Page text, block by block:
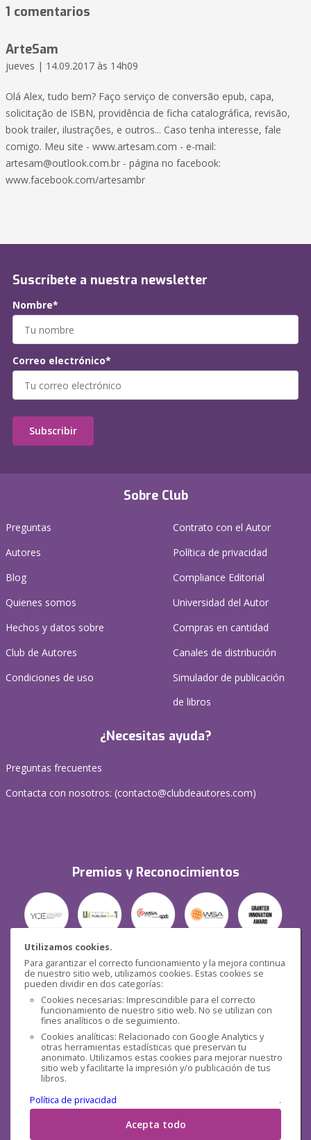
Utilizamos cookies.
Para garantizar el correcto funcionamiento y la mejora continua
de nuestro sitio web, utilizamos cookies. Estas cookies se
pueden dividir en dos categorías:
Cookies necesarias: Imprescindible para el correcto
funcionamiento de nuestro sitio web. No se utilizan con
fines analíticos o de seguimiento.
Cookies analíticas: Relacionado con Google Analytics y
otras herramientas estadísticas que preservan tu
anonimato. Utilizamos estas cookies para mejorar nuestro
sitio web y facilitarte la impresión y/o publicación de tus
libros.
Política de privacidad
.
Acepta todo
1 comentarios
ArteSam
jueves | 14.09.2017 às 14h09
Olá Alex, tudo bem? Faço serviço de conversão epub, capa,
solicitação de ISBN, providência de ficha catalográfica, revisão,
book trailer, ilustrações, e outros... Caso tenha interesse, fale
comigo. Meu site - www.artesam.com - e-mail:
artesam@outlook.com.br - página no facebook:
www.facebook.com/artesambr
Sobre Club
Preguntas
Autores
Blog
Quienes somos
Hechos y datos sobre
Club de Autores
Condiciones de uso
Contrato con el Autor
Política de privacidad
Compliance Editorial
Universidad del Autor
Compras en cantidad
Canales de distribución
Simulador de publicación
de libros
¿Necesitas ayuda?
Preguntas frecuentes
Contacta con nosotros: (contacto@clubdeautores.com)
Premios y Reconocimientos
Seguridad
Redes sociales
Suscríbete a nuestra newsletter
Nombre*
Correo electrónico*
Subscribir